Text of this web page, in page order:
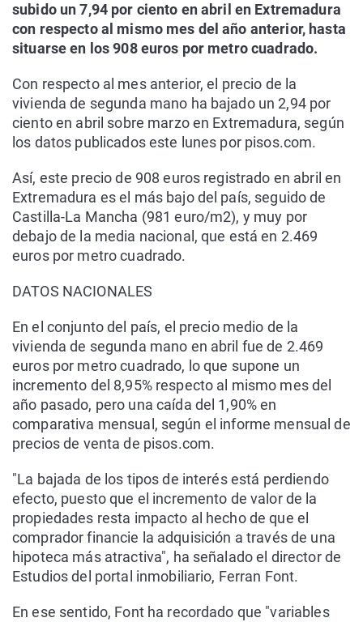
subido un 7,94 por ciento en abril en Extremadura
con respecto al mismo mes del año anterior, hasta
situarse en los 908 euros por metro cuadrado.
Con respecto al mes anterior, el precio de la
vivienda de segunda mano ha bajado un 2,94 por
ciento en abril sobre marzo en Extremadura, según
los datos publicados este lunes por pisos.com.
Así, este precio de 908 euros registrado en abril en
Extremadura es el más bajo del país, seguido de
Castilla-La Mancha (981 euro/m2), y muy por
debajo de la media nacional, que está en 2.469
euros por metro cuadrado.
DATOS NACIONALES
En el conjunto del país, el precio medio de la
vivienda de segunda mano en abril fue de 2.469
euros por metro cuadrado, lo que supone un
incremento del 8,95% respecto al mismo mes del
año pasado, pero una caída del 1,90% en
comparativa mensual, según el informe mensual de
precios de venta de pisos.com.
"La bajada de los tipos de interés está perdiendo
efecto, puesto que el incremento de valor de la
propiedades resta impacto al hecho de que el
comprador financie la adquisición a través de una
hipoteca más atractiva", ha señalado el director de
Estudios del portal inmobiliario, Ferran Font.
En ese sentido, Font ha recordado que "variables